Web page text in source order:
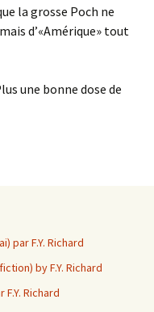
la grosse Poch ne
d’«Amérique» tout
une bonne dose de
par F.Y. Richard
by F.Y. Richard
Richard